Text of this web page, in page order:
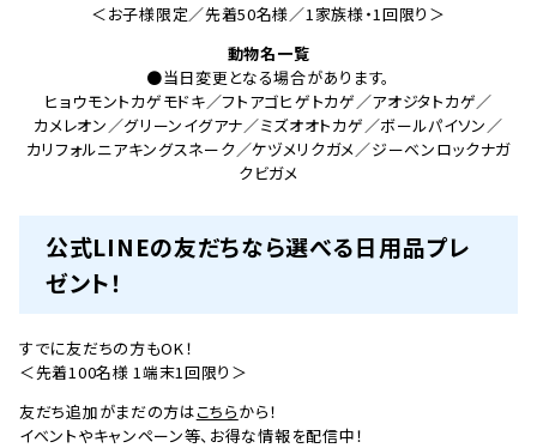
＜お子様限定／先着50名様／1家族様・1回限り＞
動物名一覧
●当日変更となる場合があります。
ヒョウモントカゲモドキ／フトアゴヒゲトカゲ／アオジタトカゲ／
カメレオン／グリーンイグアナ／ミズオオトカゲ／ボールパイソン／
カリフォルニアキングスネーク／ケヅメリクガメ／ジーベンロックナガ
クビガメ
公式LINEの友だちなら選べる日用品プレ
ゼント！
すでに友だちの方もOK！
＜先着100名様 1端末1回限り＞
友だち追加がまだの方はこちらから！
イベントやキャンペーン等、お得な情報を配信中！